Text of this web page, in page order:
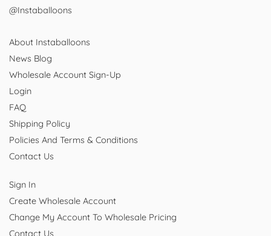
@instaballoons
About Instaballoons
News Blog
Wholesale Account Sign-Up
Login
FAQ
Shipping Policy
Policies And Terms & Conditions
Contact Us
Sign In
Create Wholesale Account
Change My Account To Wholesale Pricing
Contact Us